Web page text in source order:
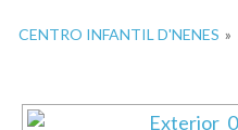
CENTRO INFANTIL D'NENES »